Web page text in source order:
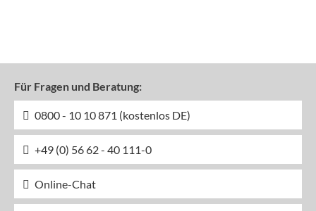
Für Fragen und Beratung:
0800 - 10 10 871 (kostenlos DE)
+49 (0) 56 62 - 40 111-0
Online-Chat